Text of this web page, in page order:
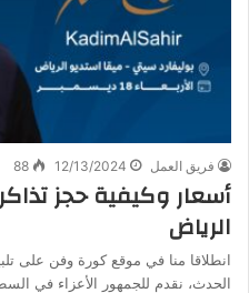
فريق العمل 12/13/2024
88
أسعار وكيفية حجز
الرياض
انطلاقا منا في موقع كورة وفن على
الحدث، نقدم للجمهور الأعزاء في